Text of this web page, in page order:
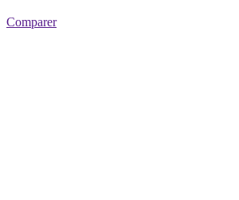
Comparer